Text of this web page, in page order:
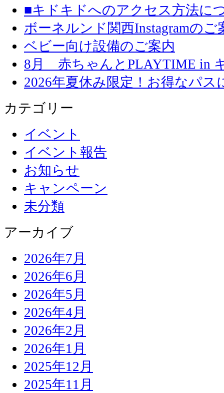
■キドキドへのアクセス方法に
ボーネルンド関西Instagramのご
ベビー向け設備のご案内
8月 赤ちゃんとPLAYTIME in
2026年夏休み限定！お得なパス
カテゴリー
イベント
イベント報告
お知らせ
キャンペーン
未分類
アーカイブ
2026年7月
2026年6月
2026年5月
2026年4月
2026年2月
2026年1月
2025年12月
2025年11月